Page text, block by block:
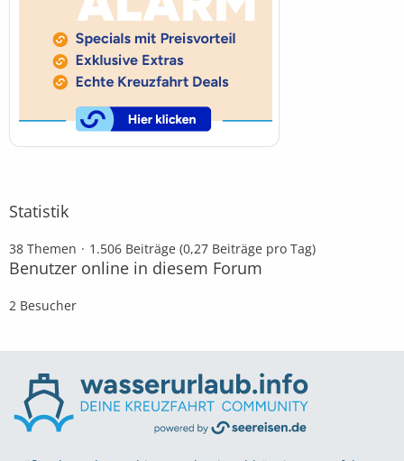
Statistik
38 Themen 1.506 Beiträge (0,27 Beiträge pro Tag)
Benutzer online in diesem Forum
2 Besucher